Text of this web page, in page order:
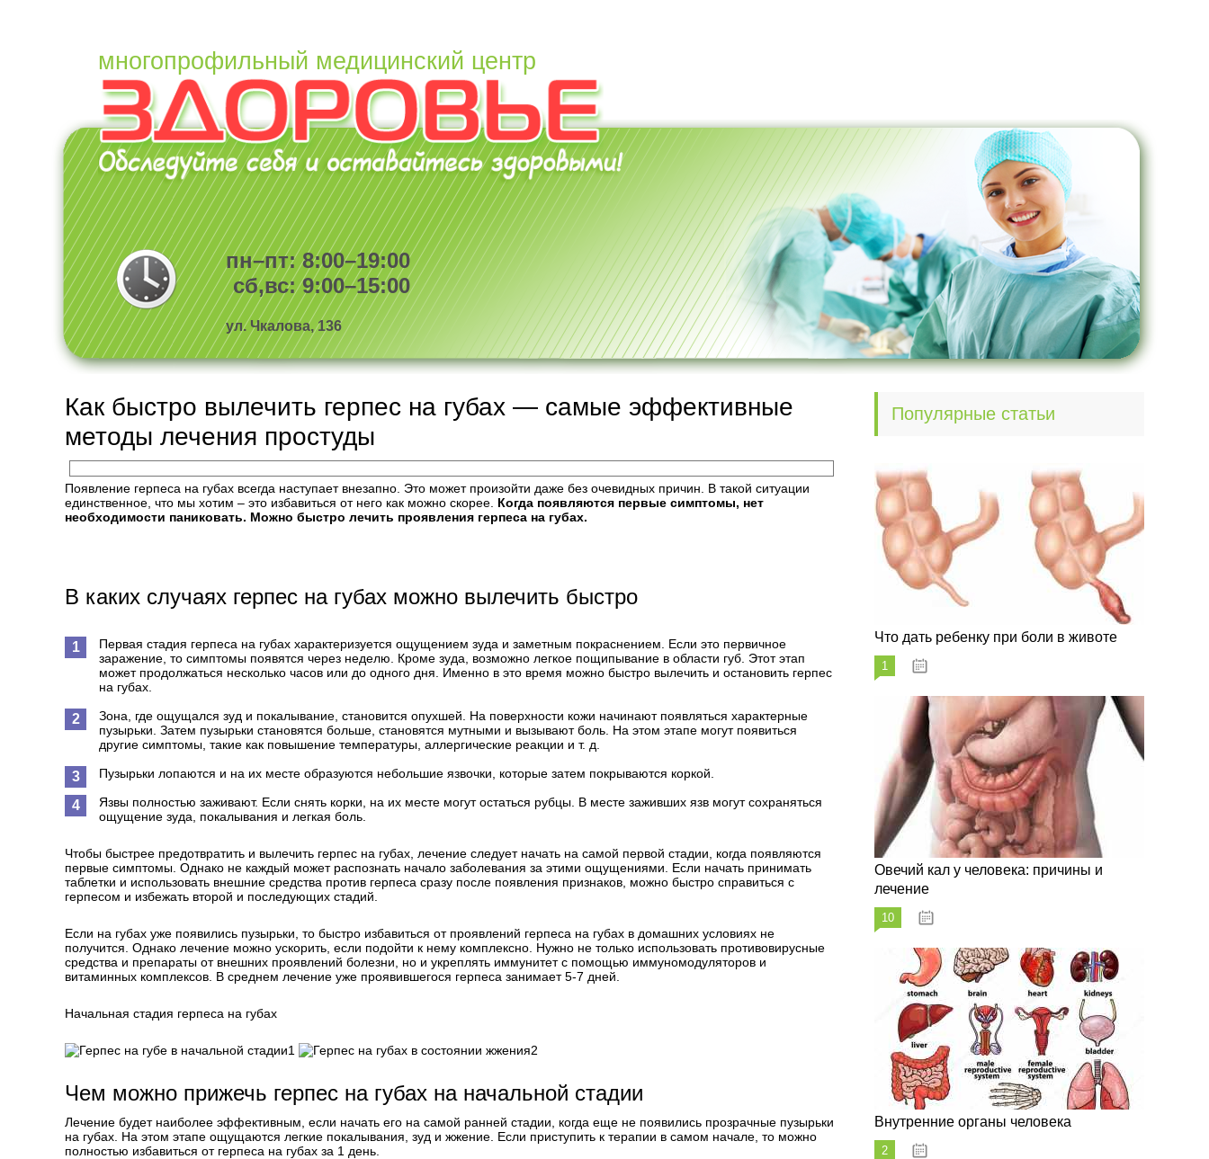
многопрофильный медицинский центр
пн–пт: 8:00–19:00
сб,вс: 9:00–15:00
ул. Чкалова, 136
Как быстро вылечить герпес на губах — самые эффективные
методы лечения простуды
Появление герпеса на губах всегда наступает внезапно. Это может произойти даже без очевидных причин. В такой ситуации
единственное, что мы хотим – это избавиться от него как можно скорее. Когда появляются первые симптомы, нет
необходимости паниковать. Можно быстро лечить проявления герпеса на губах.
В каких случаях герпес на губах можно вылечить быстро
Первая стадия герпеса на губах характеризуется ощущением зуда и заметным покраснением. Если это первичное
заражение, то симптомы появятся через неделю. Кроме зуда, возможно легкое пощипывание в области губ. Этот этап
может продолжаться несколько часов или до одного дня. Именно в это время можно быстро вылечить и остановить герпес
на губах.
Зона, где ощущался зуд и покалывание, становится опухшей. На поверхности кожи начинают появляться характерные
пузырьки. Затем пузырьки становятся больше, становятся мутными и вызывают боль. На этом этапе могут появиться
другие симптомы, такие как повышение температуры, аллергические реакции и т. д.
Пузырьки лопаются и на их месте образуются небольшие язвочки, которые затем покрываются коркой.
Язвы полностью заживают. Если снять корки, на их месте могут остаться рубцы. В месте заживших язв могут сохраняться
ощущение зуда, покалывания и легкая боль.
Чтобы быстрее предотвратить и вылечить герпес на губах, лечение следует начать на самой первой стадии, когда появляются
первые симптомы. Однако не каждый может распознать начало заболевания за этими ощущениями. Если начать принимать
таблетки и использовать внешние средства против герпеса сразу после появления признаков, можно быстро справиться с
герпесом и избежать второй и последующих стадий.
Если на губах уже появились пузырьки, то быстро избавиться от проявлений герпеса на губах в домашних условиях не
получится. Однако лечение можно ускорить, если подойти к нему комплексно. Нужно не только использовать противовирусные
средства и препараты от внешних проявлений болезни, но и укреплять иммунитет с помощью иммуномодуляторов и
витаминных комплексов. В среднем лечение уже проявившегося герпеса занимает 5-7 дней.
Начальная стадия герпеса на губах
1 2
Чем можно прижечь герпес на губах на начальной стадии
Лечение будет наиболее эффективным, если начать его на самой ранней стадии, когда еще не появились прозрачные пузырьки
на губах. На этом этапе ощущаются легкие покалывания, зуд и жжение. Если приступить к терапии в самом начале, то можно
полностью избавиться от герпеса на губах за 1 день.
Популярные статьи
Что дать ребенку при боли в животе
1
Овечий кал у человека: причины и
лечение
10
Внутренние органы человека
2